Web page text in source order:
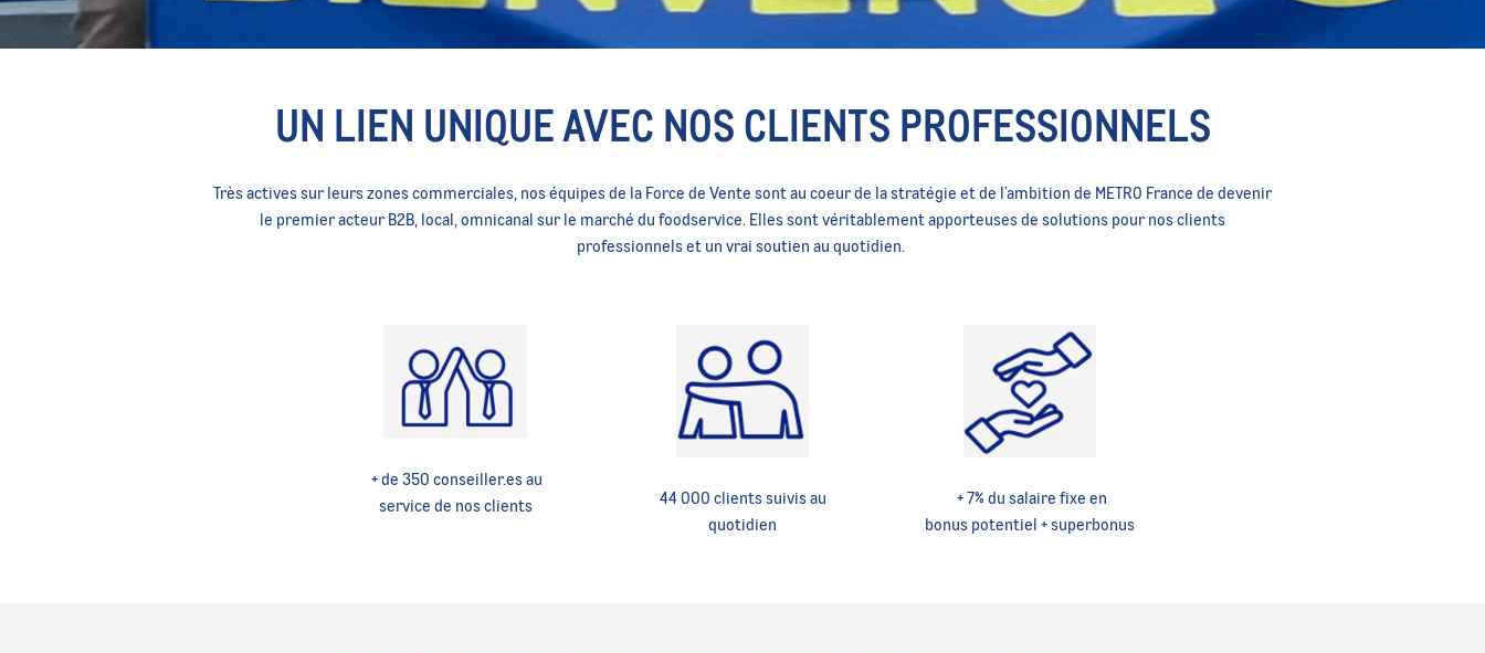
FORCE DE VENTE
UN LIEN UNIQUE AVEC NOS CLIENTS PROFESSIONNELS
Très actives sur leurs zones commerciales, nos équipes de la Force de Vente sont au coeur de la stratégie et de l’ambition de METRO France de devenir
le premier acteur B2B, local, omnicanal sur le marché du foodservice. Elles sont véritablement apporteuses de solutions pour nos clients
professionnels et un vrai soutien au quotidien.
+ de 350 conseiller.es au
service de nos clients
44 000 clients suivis au
quotidien
+ 7% du salaire fixe en
bonus potentiel + superbonus